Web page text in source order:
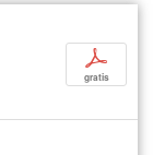
p
gratis